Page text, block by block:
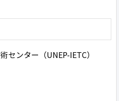
センター（UNEP-IETC）